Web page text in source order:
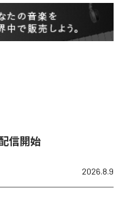
信開始
2026.8.9